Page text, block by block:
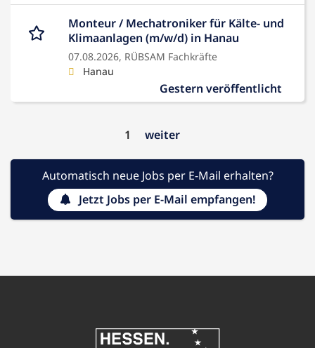
Monteur / Mechatroniker für Kälte- und
Klimaanlagen (m/w/d) in Hanau
07.08.2026, RÜBSAM Fachkräfte
Hanau
Gestern veröffentlicht
1 weiter
Automatisch neue Jobs per E-Mail erhalten?
Jetzt Jobs per E-Mail empfangen!